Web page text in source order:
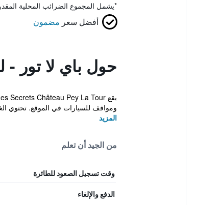
*يشمل المجموع الضرائب المحلية
أفضل سعر مضمون
حول باي لا تور -
ومواقف للسيارات في الموقع. تحتوي
المزيد
من الجيد أن تعلم
وقت تسجيل الصعود للطائرة
الدفع والإلغاء